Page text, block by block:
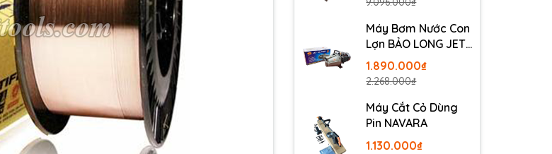
Máy Bơm Nước Con
Lợn BẢO LONG JET-
100
1.890.000₫
2.268.000₫
Máy Cắt Cỏ Dùng
Pin NAVARA
1.130.000₫